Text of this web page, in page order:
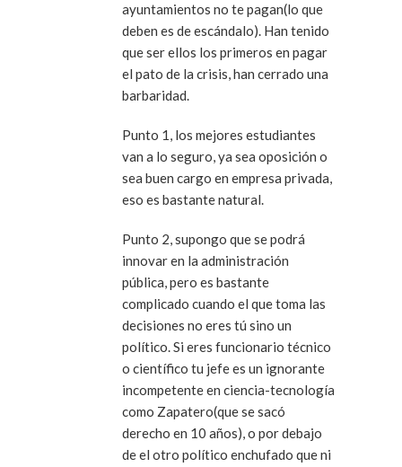
ayuntamientos no te pagan(lo que
deben es de escándalo). Han tenido
que ser ellos los primeros en pagar
el pato de la crisis, han cerrado una
barbaridad.
Punto 1, los mejores estudiantes
van a lo seguro, ya sea oposición o
sea buen cargo en empresa privada,
eso es bastante natural.
Punto 2, supongo que se podrá
innovar en la administración
pública, pero es bastante
complicado cuando el que toma las
decisiones no eres tú sino un
político. Si eres funcionario técnico
o científico tu jefe es un ignorante
incompetente en ciencia-tecnología
como Zapatero(que se sacó
derecho en 10 años), o por debajo
de el otro político enchufado que ni